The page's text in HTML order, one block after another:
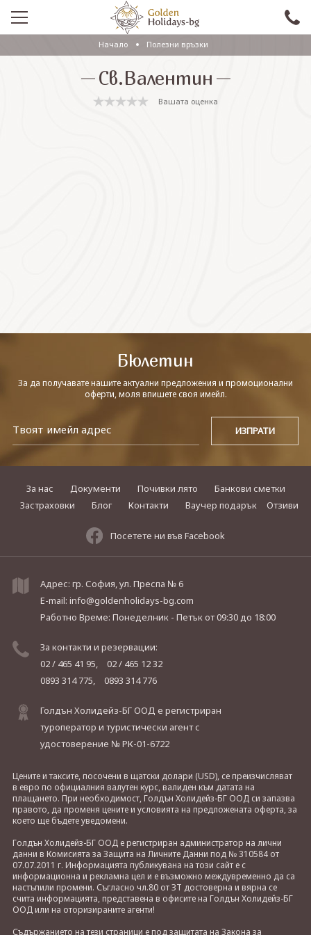
ПРОМО
EКСКУРЗИИ СЪС САМОЛЕТ
Начало Полезни връзки
Св.Валентин
Вашата оценка
Бюлетин
За да получавате нашите актуални предложения и промоционални
оферти, моля впишете своя имейл.
За нас Документи Почивки лято
Банкови сметки
Застраховки
Блог Контакти Ваучер подарък Отзиви
Посетете ни във Facebook
Адрес: гр. София, ул. Преспа № 6
E-mail: info@goldenholidays-bg.com
Работно Време: Понеделник - Петъкот 09:30 до 18:00
За контакти и резервации:
02 / 465 41 95,
02 / 465 12 32
0893 314 775,
0893 314 776
Голдън Холидейз-БГ ООД е регистриран
туроператор и туристически агент с
удостоверение № РК-01-6722
Цените и таксите, посочени в щатски долари (USD), се преизчисляват
в евро по официалния валутен курс, валиден към датата на
плащането. При необходимост, Голдън Холидейз-БГ ООД си запазва
правото, да променя цените и условията на предложената оферта, за
което ще бъдете уведомени.
Голдън Холидейз-БГ ООД е регистриран администратор на лични
данни в Комисията за Защита на Личните Данни под № 310584 от
07.07.2011 г. Информацията публикувана на този сайт е с
информационна и рекламна цел и е възможно междувременно да са
настъпили промени. Съгласно чл.80 от ЗТ достоверна и вярна се
счита информацията, представена в офисите на Голдън Холидейз-БГ
ООД или на оторизираните агенти!
Съдържанието на тези страници е под защитата на Закона за